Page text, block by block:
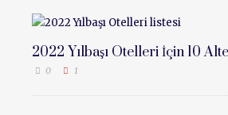
2022 Yılbaşı Otelleri İçin 10
0 1